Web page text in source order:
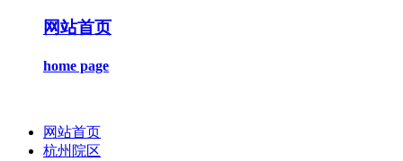
网站首页
home page
网站首页
杭州院区